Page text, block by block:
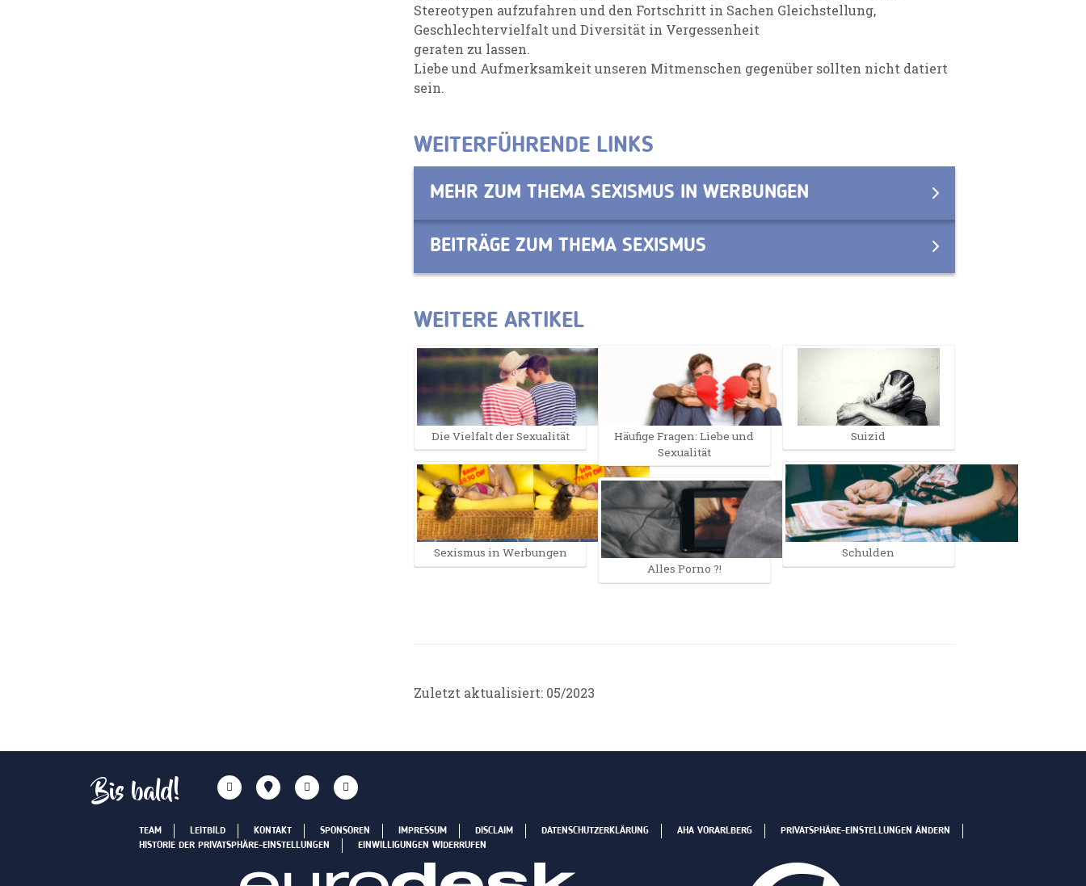
Stereotypen aufzufahren und den Fortschritt in Sachen Gleichstellung,
Geschlechtervielfalt und Diversität in Vergessenheit
geraten zu lassen.
Liebe und Aufmerksamkeit unseren Mitmenschen gegenüber sollten nicht datiert
sein.
WEITERFÜHRENDE LINKS
MEHR ZUM THEMA SEXISMUS IN WERBUNGEN
BEITRÄGE ZUM THEMA SEXISMUS
WEITERE ARTIKEL
Die Vielfalt der Sexualität
Sexismus in Werbungen
Häufige Fragen: Liebe und
Sexualität
Alles Porno ?!
Suizid
Schulden
Zuletzt aktualisiert: 05/2023
Bis bald!
TEAM LEITBILD KONTAKT SPONSOREN IMPRESSUM DISCLAIM DATENSCHUTZERKLÄRUNG AHA VORARLBERG
PRIVATSPHÄRE-EINSTELLUNGEN ÄNDERN
HISTORIE DER PRIVATSPHÄRE-EINSTELLUNGEN
EINWILLIGUNGEN WIDERRUFEN